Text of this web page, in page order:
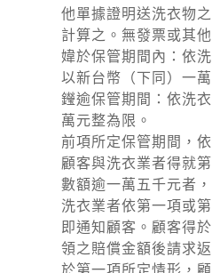
他單據證明送洗衣物
計算之。無發票或其
媁於保管期間內：依
以新台幣（下同）一
𨯗逾保管期間：依洗
萬元整為限。
前項所定保管期間，
顧客與洗衣業者得就
數額逾一萬五千元者
洗衣業者依第一項或
即通知顧客。顧客得
領之賠償金額後請求
於第一項所定情形，